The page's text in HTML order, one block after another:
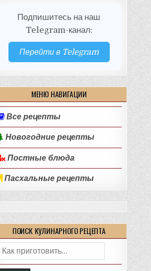
Подпишитесь на наш
Telegram-канал:
Перейти в Telegram
МЕНЮ НАВИГАЦИИ
Все рецепты
Новогодние рецепты
Постные блюда
Пасхальные рецепты
ПОИСК КУЛИНАРНОГО РЕЦЕПТА
Поиск: